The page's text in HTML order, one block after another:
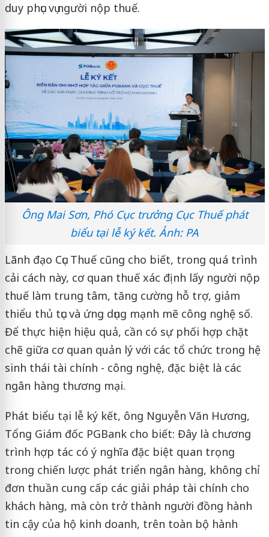
duy phục vụ người nộp thuế.
Ông Mai Sơn, Phó Cục trưởng Cục Thuế phát
biểu tại lễ ký kết. Ảnh: PA
Lãnh đạo Cục Thuế cũng cho biết, trong quá trình
cải cách này, cơ quan thuế xác định lấy người nộp
thuế làm trung tâm, tăng cường hỗ trợ, giảm
thiểu thủ tục và ứng dụng mạnh mẽ công nghệ số.
Để thực hiện hiệu quả, cần có sự phối hợp chặt
chẽ giữa cơ quan quản lý với các tổ chức trong hệ
sinh thái tài chính - công nghệ, đặc biệt là các
ngân hàng thương mại.
Phát biểu tại lễ ký kết, ông Nguyễn Văn Hương,
Tổng Giám đốc PGBank cho biết: Đây là chương
trình hợp tác có ý nghĩa đặc biệt quan trọng
trong chiến lược phát triển ngân hàng, không chỉ
đơn thuần cung cấp các giải pháp tài chính cho
khách hàng, mà còn trở thành người đồng hành
tin cậy của hộ kinh doanh, trên toàn bộ hành